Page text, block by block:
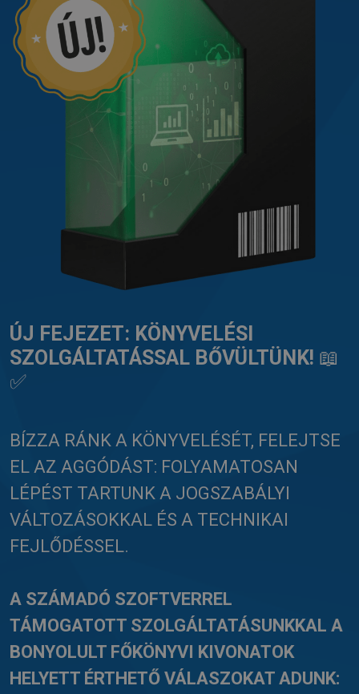
ÚJ FEJEZET: KÖNYVELÉSI
SZOLGÁLTATÁSSAL BŐVÜLTÜNK! 📖
✅
BÍZZA RÁNK A KÖNYVELÉSÉT, FELEJTSE
EL AZ AGGÓDÁST: FOLYAMATOSAN
LÉPÉST TARTUNK A JOGSZABÁLYI
VÁLTOZÁSOKKAL ÉS A TECHNIKAI
FEJLŐDÉSSEL.
A SZÁMADÓ SZOFTVERREL
TÁMOGATOTT SZOLGÁLTATÁSUNKKAL A
BONYOLULT FŐKÖNYVI KIVONATOK
HELYETT ÉRTHETŐ VÁLASZOKAT ADUNK: